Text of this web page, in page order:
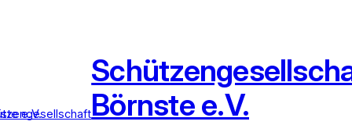
Börnste e.V.